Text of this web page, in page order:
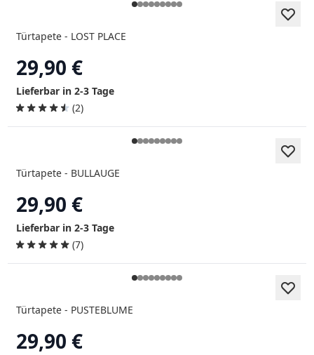
Türtapete - LOST PLACE
29,90 €
Lieferbar in 2-3 Tage
(2)
Türtapete - BULLAUGE
29,90 €
Lieferbar in 2-3 Tage
(7)
Türtapete - PUSTEBLUME
29,90 €